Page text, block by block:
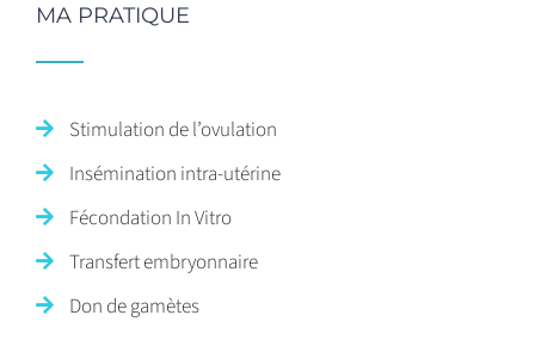
MA PRATIQUE
Stimulation de l’ovulation
Insémination intra-utérine
Fécondation In Vitro
Transfert embryonnaire
Don de gamètes